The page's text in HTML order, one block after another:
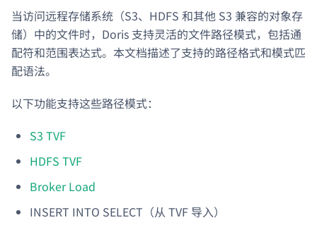
当访问远程存储系统（S3、HDFS 和其他 S3 兼容的对象存
储）中的文件时，Doris 支持灵活的文件路径模式，包括通
配符和范围表达式。本文档描述了支持的路径格式和模式匹
配语法。
以下功能支持这些路径模式：
S3 TVF
HDFS TVF
Broker Load
INSERT INTO SELECT（从 TVF 导入）